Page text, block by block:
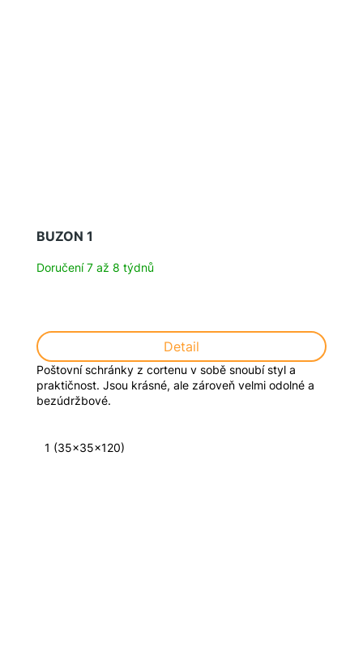
BUZON 1
Doručení 7 až 8 týdnů
Detail
Poštovní schránky z cortenu v sobě snoubí styl a
praktičnost. Jsou krásné, ale zároveň velmi odolné a
bezúdržbové.
1 (35x35x120)